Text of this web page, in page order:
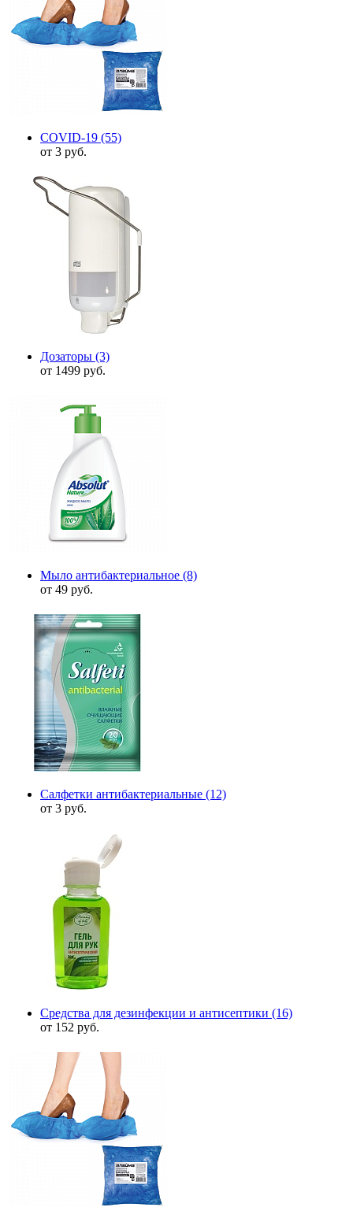
COVID-19 (55)
от 3 руб.
Дозаторы (3)
от 1499 руб.
Мыло антибактериальное (8)
от 49 руб.
Салфетки антибактериальные (12)
от 3 руб.
Средства для дезинфекции и антисептики (16)
от 152 руб.